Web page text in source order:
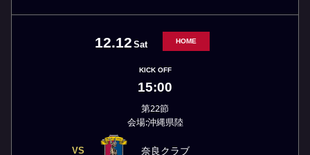
12.12 Sat HOME
KICK OFF
15:00
第22節
会場:沖縄県陸
VS 奈良クラブ